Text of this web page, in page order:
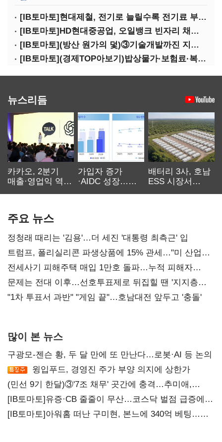
[IB토마토]현대제철, 전기로 늘릴수록 전기료 부담…저탄소 전환의 역설
[IB토마토]HD현대중공업, 오일뱅크 빈자리 채웠다…그룹 배당 핵심축 부상
[IB토마토](방산 원가의 덫)③기술개발까진 지원…수출은 각자도생
[IB토마토](경제TOP아보기)밥상물가·보험료·복구비…장마가 내미는 청구서
뉴스리듬
카카오, 2분기
매출·영업익 역대
가입자 증가
·AIDC 성장…
배터리 3사, 호남
ESS 시장서
주요 뉴스
정청래 때리는 '김용'…더 세진 '대통령 최측근' 입
트럼프, 폴리실리콘 파생상품에 15% 관세…"미 산업
재건"
전세사기 피해주택 매입 1만호 돌파…누적 피해자
4만278명
문제는 전대 이후…선호투표제로 뒤집힐 땐 '지지층
불복'
"1차 투표서 과반" "게임 끝"…호남대전 앞두고 '충돌'
많이 본 뉴스
구광모-젠슨 황, 두 달 만에 또 만난다…로봇·AI 등 논의
윙입푸드, 경영진 주가 부양 의지에 상한가
(민선 9기 한달)③'7조 채무' 곳간에 충격…추미애,
20년만에 '비상재정' 선언 승부수
[IB토마토]유증·CB 줄줄이 무산…코스닥 벌점 급증에
상폐 압박
[IB토마토]아워홈 떠난 구미현, 본느에 340억 베팅…